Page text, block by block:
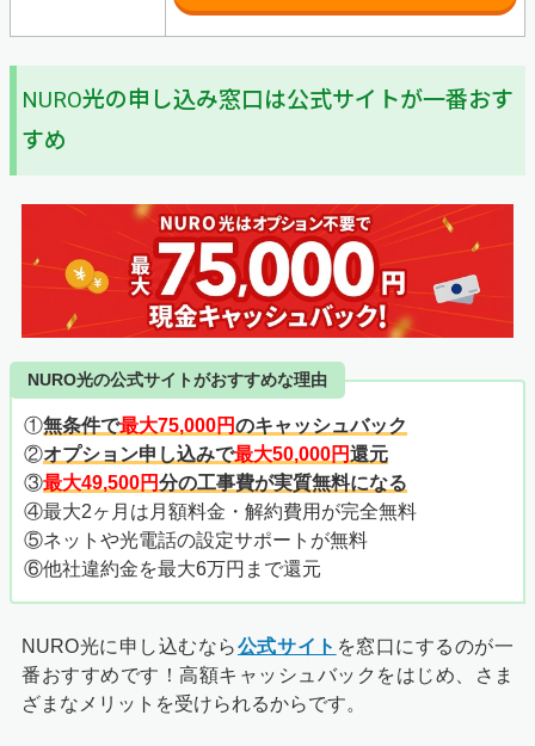
NURO光の申し込み窓口は公式サイトが一番おす
すめ
NURO光の公式サイトがおすすめな理由
①無条件で最大75,000円のキャッシュバック
②オプション申し込みで最大50,000円還元
③最大49,500円分の工事費が実質無料になる
④最大2ヶ月は月額料金・解約費用が完全無料
⑤ネットや光電話の設定サポートが無料
⑥他社違約金を最大6万円まで還元
NURO光に申し込むなら公式サイト を窓口にするのが一
番おすすめです！ 高額キャッシュバックをはじめ、さま
ざまなメリットを受けられるからです。